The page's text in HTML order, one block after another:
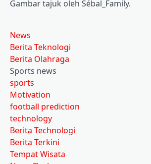
Gambar tajuk oleh Sébal_Family.
News
Berita Teknologi
Berita Olahraga
Sports news
sports
Motivation
football prediction
technology
Berita Technologi
Berita Terkini
Tempat Wisata